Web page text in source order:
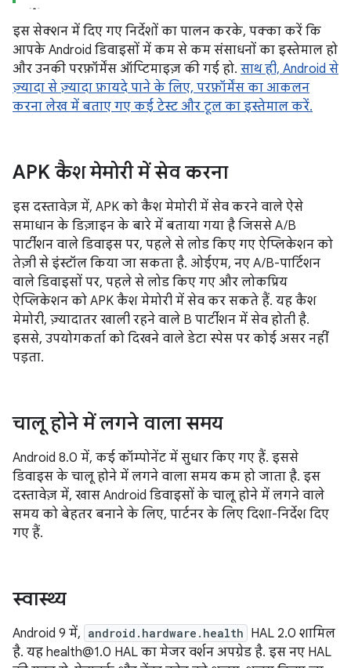
इस सेक्शन में दिए गए निर्देशों का पालन करके, पक्का करें कि
आपके Android डिवाइसों में कम से कम संसाधनों का इस्तेमाल हो
और उनकी परफ़ॉर्मेंस ऑप्टिमाइज़ की गई हो. साथ ही, Android से
ज़्यादा से ज़्यादा फ़ायदे पाने के लिए, परफ़ॉर्मेंस का आकलन
करना लेख में बताए गए कई टेस्ट और टूल का इस्तेमाल करें.
APK कैश मेमोरी में सेव करना
इस दस्तावेज़ में, APK को कैश मेमोरी में सेव करने वाले ऐसे
समाधान के डिज़ाइन के बारे में बताया गया है जिससे A/B
पार्टीशन वाले डिवाइस पर, पहले से लोड किए गए ऐप्लिकेशन को
तेज़ी से इंस्टॉल किया जा सकता है. ओईएम, नए A/B-पार्टिशन
वाले डिवाइसों पर, पहले से लोड किए गए और लोकप्रिय
ऐप्लिकेशन को APK कैश मेमोरी में सेव कर सकते हैं. यह कैश
मेमोरी, ज़्यादातर खाली रहने वाले B पार्टीशन में सेव होती है.
इससे, उपयोगकर्ता को दिखने वाले डेटा स्पेस पर कोई असर नहीं
पड़ता.
चालू होने में लगने वाला समय
Android 8.0 में, कई कॉम्पोनेंट में सुधार किए गए हैं. इससे
डिवाइस के चालू होने में लगने वाला समय कम हो जाता है. इस
दस्तावेज़ में, खास Android डिवाइसों के चालू होने में लगने वाले
समय को बेहतर बनाने के लिए, पार्टनर के लिए दिशा-निर्देश दिए
गए हैं.
स्वास्थ्य
Android 9 में, android.hardware.health HAL 2.0 शामिल
है. यह health@1.0 HAL का मेजर वर्शन अपग्रेड है. इस नए HAL